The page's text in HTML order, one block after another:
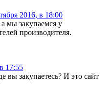
2016, в 18:00
мы закупаемся у
производителя.
17:55
вы закупаетесь? И это сайт